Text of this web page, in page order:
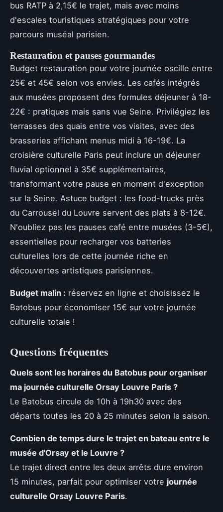
bus RATP à 2,15€ le trajet, mais avec moins
d'escales touristiques stratégiques pour votre
parcours muséal parisien.
Restauration et pauses gourmandes
Budget restauration pour votre journée oscille entre
25€ et 45€ selon vos envies. Les cafés intégrés
aux musées proposent des formules déjeuner à 18-
22€ : pratiques mais sans vue Seine. Privilégiez les
terrasses des quais entre vos visites, avec des
brasseries affichant menus midi à 16-19€. La
croisière culturelle Paris peut inclure un déjeuner
fluvial optionnel à 35€ supplémentaires,
transformant votre pause en moment d'exception
sur la Seine. Astuce budget : les food-trucks près
du Carrousel du Louvre servent des plats à 8-12€.
N'oubliez pas les pauses café entre musées (3-5€),
essentielles pour recharger vos batteries
culturelles lors de cette journée riche en
découvertes artistiques parisiennes.
Budget malin : réservez en ligne et choisissez le
Batobus pour économiser 15€ sur votre journée
culturelle totale !
Questions fréquentes
Quels sont les horaires du Batobus pour organiser
ma journée culturelle Orsay Louvre Paris ?
Le Batobus circule de 10h à 19h30 avec des
départs toutes les 20 à 25 minutes selon la saison.
Combien de temps dure le trajet en bateau entre le
musée d'Orsay et le Louvre ?
Le trajet direct entre les deux arrêts dure environ
15 minutes, parfait pour optimiser votre journée
culturelle Orsay Louvre Paris.